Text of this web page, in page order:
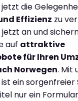
jetzt die
Effizienz zu
jetzt an und
auf attraktive
für Ihren
Norwegen. Mit
ein sorgenfreier
nur ein